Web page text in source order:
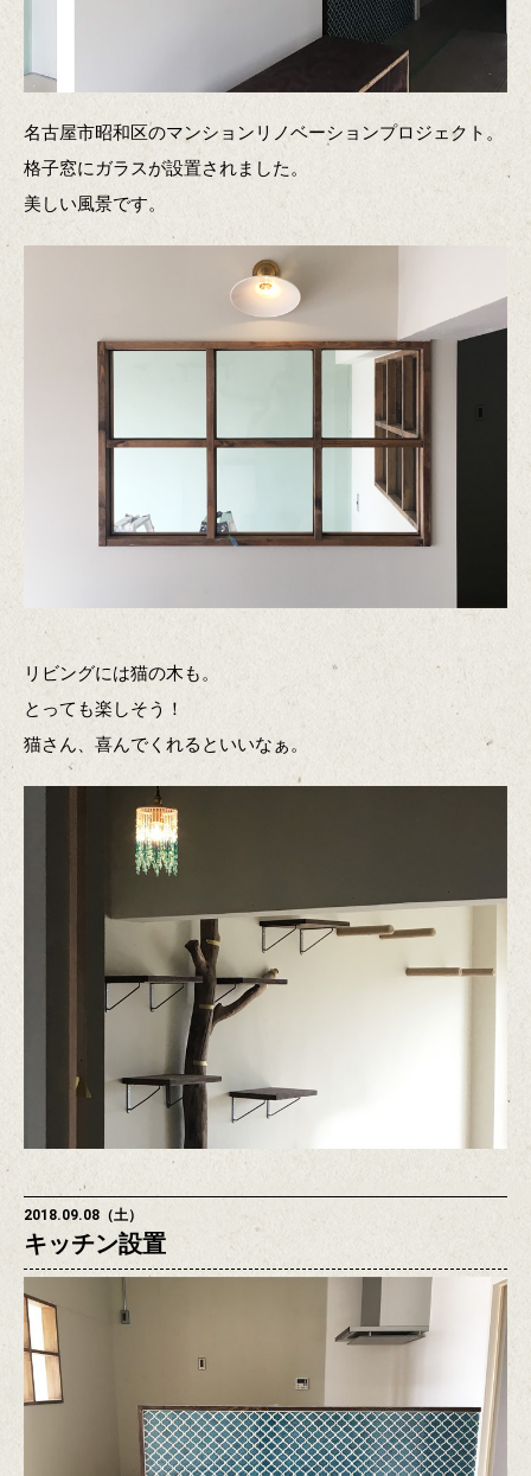
名古屋市昭和区のマンションリノベーションプロジェクト。
格子窓にガラスが設置されました。
美しい風景です。
リビングには猫の木も。
とっても楽しそう！
猫さん、喜んでくれるといいなぁ。
2018.09.08（土）
キッチン設置